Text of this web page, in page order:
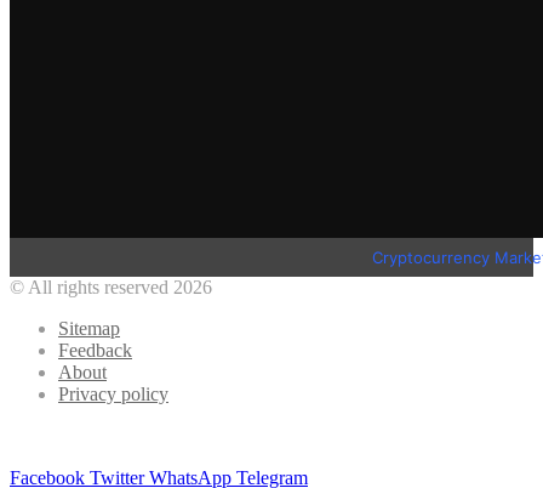
Cryptocurrency
© All rights reserved 2026
Sitemap
Feedback
About
Privacy policy
Facebook Twitter WhatsApp Telegram